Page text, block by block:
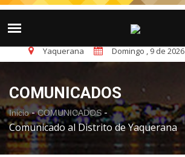
Yaquerana Domingo , 9 de 2026
COMUNICADOS
Inicio- COMUNICADOS -
Comunicado al Distrito de Yaquerana